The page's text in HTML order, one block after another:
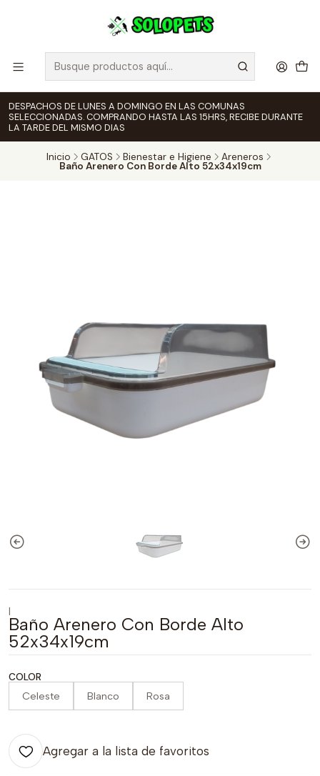
DESPACHOS DE LUNES A DOMINGO EN LAS COMUNAS
SELECCIONADAS. COMPRANDO HASTA LAS 15HRS, RECIBE DURANTE
LA TARDE DEL MISMO DIAS
Inicio GATOS Bienestar e Higiene Areneros
Baño Arenero Con Borde Alto 52x34x19cm
|
Baño Arenero Con Borde Alto
52x34x19cm
COLOR
Celeste Blanco Rosa
Agregar a la lista de favoritos